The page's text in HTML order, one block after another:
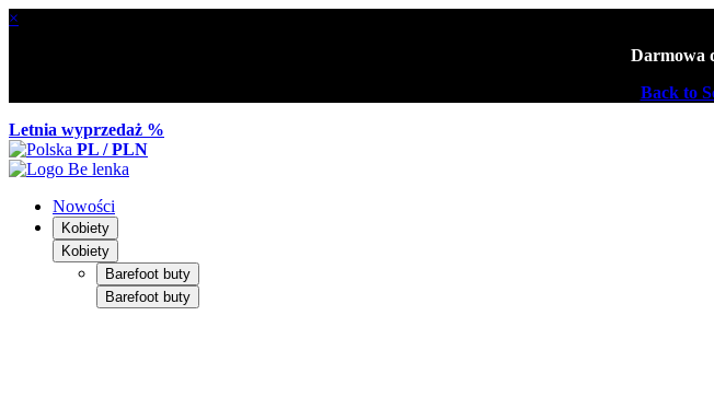
×
Darmowa
Back to
Letnia wyprzedaż %
PL / PLN
Nowości
Kobiety
Kobiety
Barefoot buty
Barefoot buty